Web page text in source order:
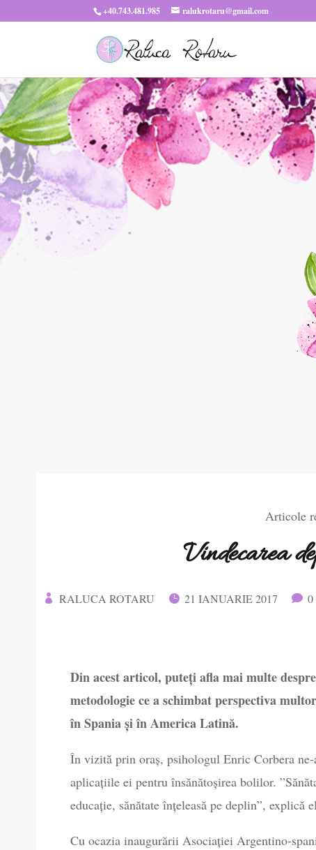
+40.743.481.985 ralukrotaru@gmail.com
Articole
Vindecarea
 RALUCA ROTARU  21 IANUARIE 2017 
Din acest articol, puteți afla mai multe
metodologie ce a schimbat perspectiva
în Spania și în America Latină.
În vizită prin oraș, psihologul Enric Corbera
aplicațiile ei pentru însănătoșirea bolilor.
educație, sănătate înțeleasă pe deplin”, explică
Cu ocazia inaugurării Asociației Argentino-